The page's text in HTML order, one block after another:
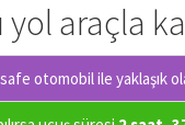
yol araçla
otomobil ile yaklaşık